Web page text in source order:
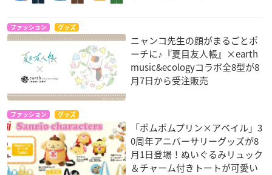
ファッション グッズ
ニャンコ先生の顔がまるごとポ
ーチに♪『夏目友人帳』×earth
music&ecologyコラボ全8型が8
月7日から受注販売
ファッション グッズ
「ポムポムプリン×アベイル」3
0周年アニバーサリーグッズが8
月1日登場！ぬいぐるみリュック
＆チャーム付きトートが可愛い